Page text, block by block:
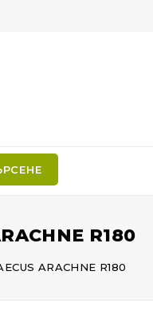
R180
ARACHNE R180